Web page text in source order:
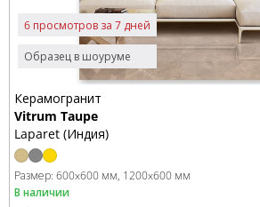
Образец в шоуруме
6 просмотров за 7 дней
Керамогранит
Vitrum Taupe
Laparet (Индия)
Размер: 600x600 мм 1200x600 мм
В наличии